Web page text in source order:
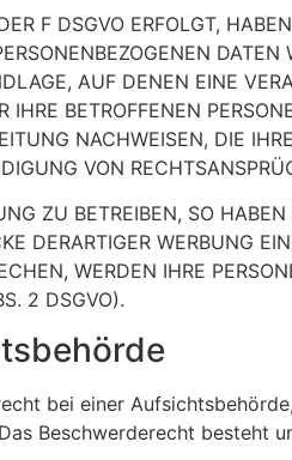
F DSGVO ERFOLGT,
AUF DENEN EINE
BETROFFENEN
NACHWEISEN, DIE
VON
ZU BETREIBEN, SO
DERARTIGER WERBUNG
WERDEN IHRE
2 DSGVO).
bei einer
Beschwerderecht besteht